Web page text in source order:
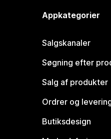
Appkategorier
Salgskanaler
Søgning efter
Salg af produkter
Ordrer og
Butiksdesign